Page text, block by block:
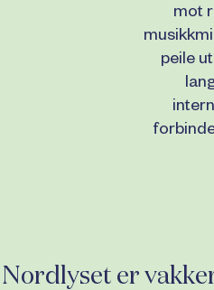
mot
peile
Nordlyset er